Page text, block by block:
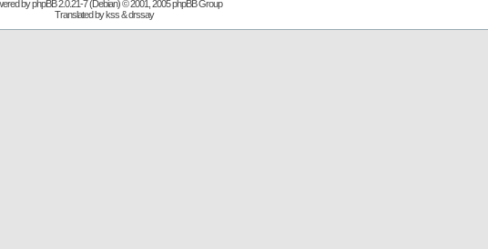
byphpBB2.0.21-7 (Debian) © 2001, 2005 phpBB Group
Translated by kss & drssay